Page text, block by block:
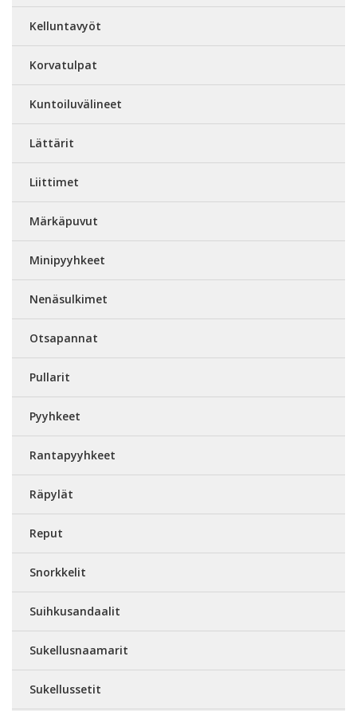
Kelluntavyöt
Korvatulpat
Kuntoiluvälineet
Lättärit
Liittimet
Märkäpuvut
Minipyyhkeet
Nenäsulkimet
Otsapannat
Pullarit
Pyyhkeet
Rantapyyhkeet
Räpylät
Reput
Snorkkelit
Suihkusandaalit
Sukellusnaamarit
Sukellussetit